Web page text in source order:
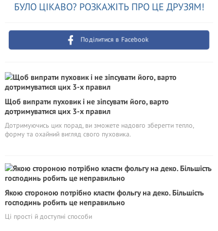
БУЛО ЦІКАВО? РОЗКАЖІТЬ ПРО ЦЕ ДРУЗЯМ!
Поділитися в Facebook
Щоб випрати пуховик і не зіпсувати його, варто
дотримуватися цих 3-х правил
Дотримуючись цих порад, ви зможете надовго зберегти тепло,
форму та охайний вигляд свого пуховика.
Якою стороною потрібно класти фольгу на деко. Більшість
господинь робить це неправильно
Ці прості й доступні способи